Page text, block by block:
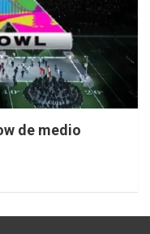
de medio